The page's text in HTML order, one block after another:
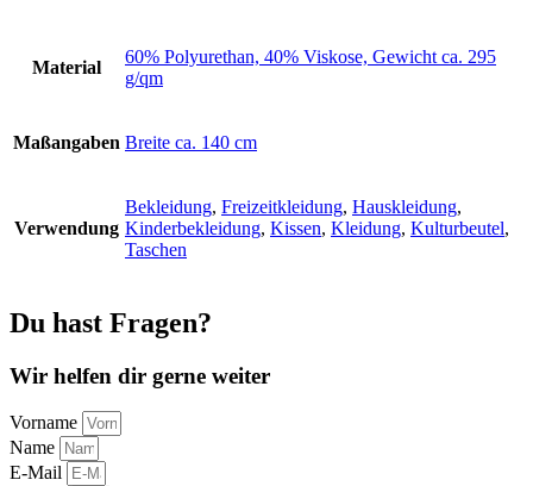
Material
60% Polyurethan, 40% Viskose, Gewicht ca. 295
g/qm
Maßangaben Breite ca. 140 cm
Verwendung
Bekleidung, Freizeitkleidung, Hauskleidung,
Kinderbekleidung, Kissen, Kleidung, Kulturbeutel,
Taschen
Du hast Fragen?
Wir helfen dir gerne weiter
Vorname
Name
E-Mail